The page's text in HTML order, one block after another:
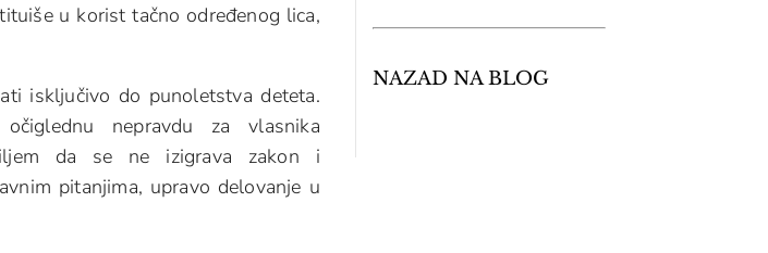
u korist tačno određenog lica,
isključivo do punoletstva deteta.
nepravdu za vlasnika
da se ne izigrava zakon i
pitanjima, upravo delovanje u
NAZAD NA BLOG